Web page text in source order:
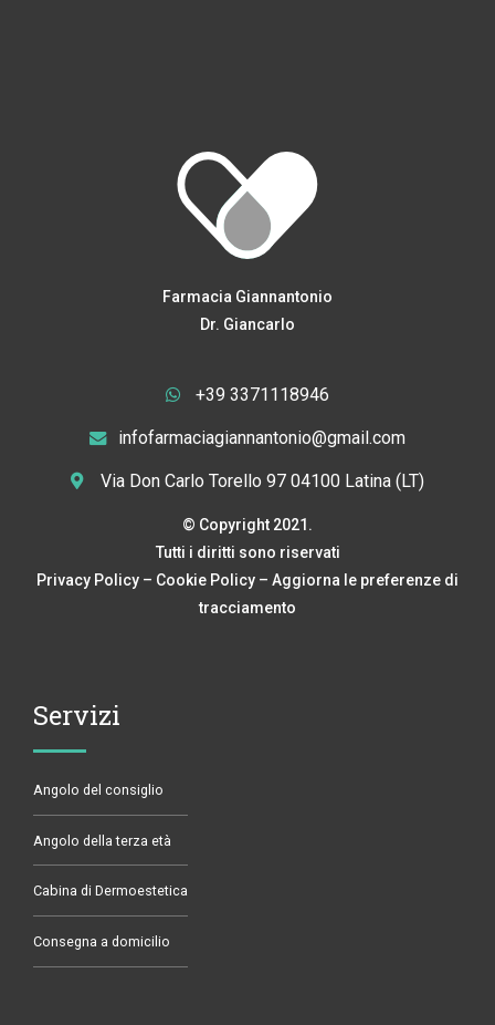
Farmacia Giannantonio
Dr. Giancarlo
+39 3371118946
infofarmaciagiannantonio@gmail.com
Via Don Carlo Torello 97 04100 Latina (LT)
© Copyright 2021.
Tutti i diritti sono riservati
Privacy Policy – Cookie Policy – Aggiorna le preferenze di
tracciamento
Servizi
Angolo del consiglio
Angolo della terza età
Cabina di Dermoestetica
Consegna a domicilio